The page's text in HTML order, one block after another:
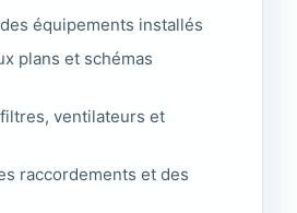
équipements installés
plans et schémas
ventilateurs et
raccordements et des